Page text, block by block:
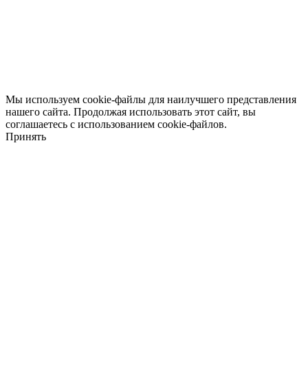
Мы используем cookie-файлы для наилучшего представления
нашего сайта. Продолжая использовать этот сайт, вы
соглашаетесь с использованием cookie-файлов.
Принять